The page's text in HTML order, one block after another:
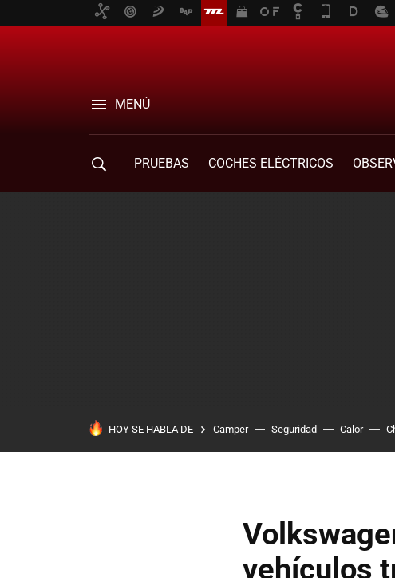
MENÚ
PRUEBAS COCHES ELÉCTRICOS
HOY SE HABLA DE Camper Seguridad Calor
vehículos